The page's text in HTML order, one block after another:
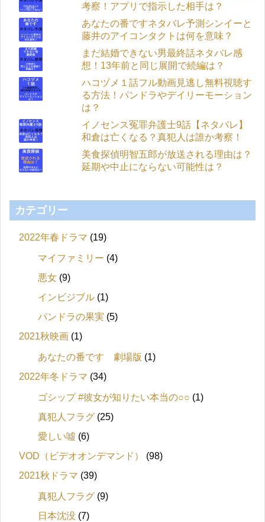
考察！アプリで指示した相手は？
あなたの番ですネタバレ予測シンイーと
藤井のアイコンタクトは何を意味？
まだ結婚できない男最終話ネタバレ感
想！13年前と同じ展開で続編は？
ハコヅメ１話フル動画見逃し無料視聴す
る方法！パンドラやデイリーモーション
は？
イノセンス冤罪弁護士9話【ネタバレ】
和倉は亡くなる？真犯人は誰か考察！
美食探偵明智五郎が放送される理由は？
延期や中止にならない可能性は？
カテゴリー
2022年春ドラマ (19)
マイファミリー (4)
悪女 (9)
インビジブル (1)
パンドラの果実 (5)
2021秋映画 (1)
あなたの番です 劇場版 (1)
2022年冬ドラマ (34)
ゴシップ #彼女が知りたい本当の○○ (1)
真犯人フラグ (25)
愛しい噓 (6)
VOD（ビデオオンデマンド）
(98)
2021秋ドラマ (39)
真犯人フラグ (9)
日本沈没 (7)